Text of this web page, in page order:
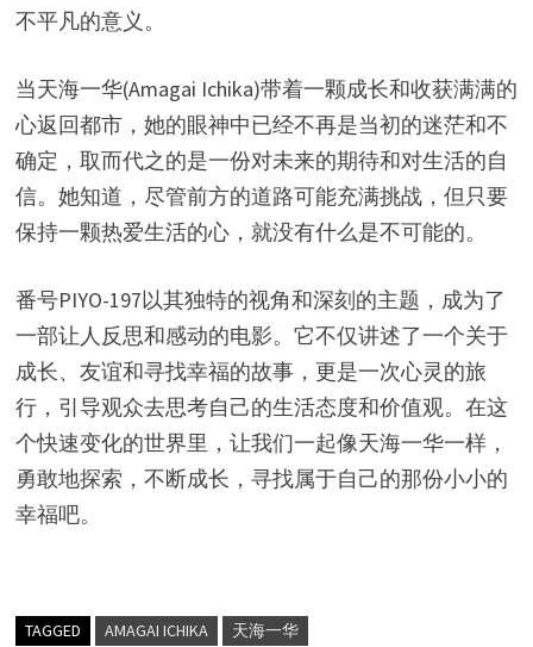
不平凡的意义。
当天海一华(Amagai Ichika)带着一颗成长和收获满满的
心返回都市，她的眼神中已经不再是当初的迷茫和不
确定，取而代之的是一份对未来的期待和对生活的自
信。她知道，尽管前方的道路可能充满挑战，但只要
保持一颗热爱生活的心，就没有什么是不可能的。
番号PIYO-197以其独特的视角和深刻的主题，成为了
一部让人反思和感动的电影。它不仅讲述了一个关于
成长、友谊和寻找幸福的故事，更是一次心灵的旅
行，引导观众去思考自己的生活态度和价值观。在这
个快速变化的世界里，让我们一起像天海一华一样，
勇敢地探索，不断成长，寻找属于自己的那份小小的
幸福吧。
TAGGED AMAGAI ICHIKA 天海一华